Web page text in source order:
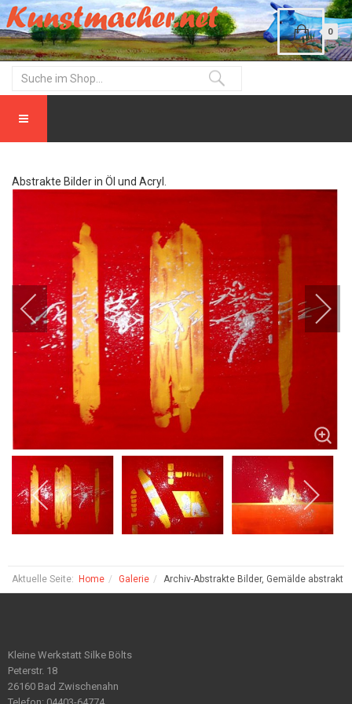
0
Abstrakte Bilder in Öl und Acryl.
Aktuelle Seite: Home Galerie Archiv-Abstrakte Bilder, Gemälde abstrakt
Kleine Werkstatt Silke Bölts
Peterstr. 18
26160 Bad Zwischenahn